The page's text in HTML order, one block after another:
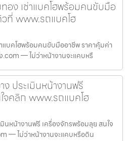
อง เช่าแบคโฮพร้อมคนขับมือ
ที่ www.รถแบคโฮ
แบคโฮพร้อมคนขับมืออาชีพ ราคาคุ้มค่า
— ไม่ว่าหน้างานจะแคบหรื
ประเมินหน้างานฟรี
จคลิก www.รถแบคโฮ
นหน้างานฟรี เครื่องจักรพร้อมลุย สนใจ
— ไม่ว่าหน้างานจะแคบหรือดิน